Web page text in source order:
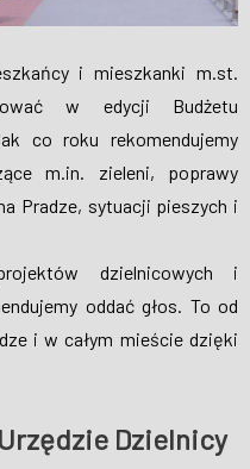
i mieszkanki m.st.
w edycji Budżetu
co roku rekomendujemy
m.in. zieleni, poprawy
Pradze, sytuacji pieszych i
dzielnicowych i
oddać głos. To od
i w całym mieście dzięki
Dzielnicy